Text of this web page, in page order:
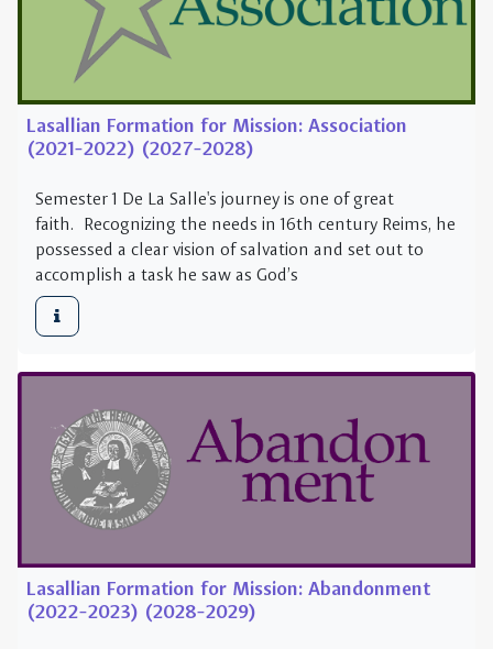
Semester 1 De La Salle's journey is one of great
faith. Recognizing the needs in 16th century Reims, he
possessed a clear vision of salvation and set out to
accomplish a task he saw as God’s
Lasallian Formation for Mission: Abandonment
(2022-2023) (2028-2029)
Semester 1 De La Salle's journey is one of great
faith. Recognizing the needs in 16th century Reims, he
possessed a clear vision of salvation and set out to
accomplish a task he saw as God’s